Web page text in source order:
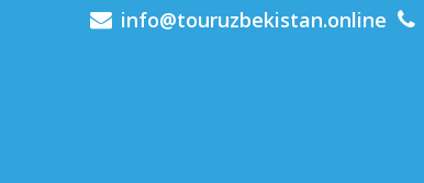
info@touruzbekistan.online